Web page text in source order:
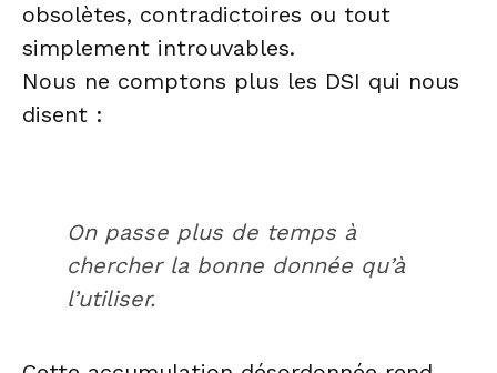
obsolètes, contradictoires ou tout
simplement introuvables.
Nous ne comptons plus les DSI qui nous
disent :
On passe plus de temps à
chercher la bonne donnée qu’à
l’utiliser.